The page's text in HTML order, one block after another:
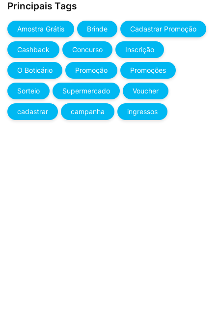
Principais Tags
Amostra Grátis Brinde Cadastrar Promoção
Cashback Concurso Inscrição
O Boticário Promoção Promoções
Sorteio Supermercado Voucher
cadastrar campanha ingressos